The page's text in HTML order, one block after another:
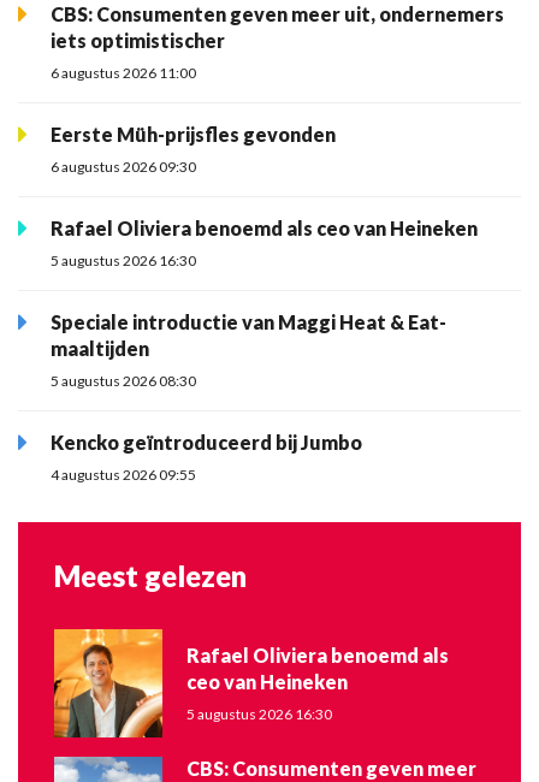
CBS: Consumenten geven meer uit, ondernemers
iets optimistischer
6 augustus 2026 11:00
Eerste Müh-prijsfles gevonden
6 augustus 2026 09:30
Rafael Oliviera benoemd als ceo van Heineken
5 augustus 2026 16:30
Speciale introductie van Maggi Heat & Eat-
maaltijden
5 augustus 2026 08:30
Kencko geïntroduceerd bij Jumbo
4 augustus 2026 09:55
Meest gelezen
Rafael Oliviera benoemd als
ceo van Heineken
5 augustus 2026 16:30
CBS: Consumenten geven meer